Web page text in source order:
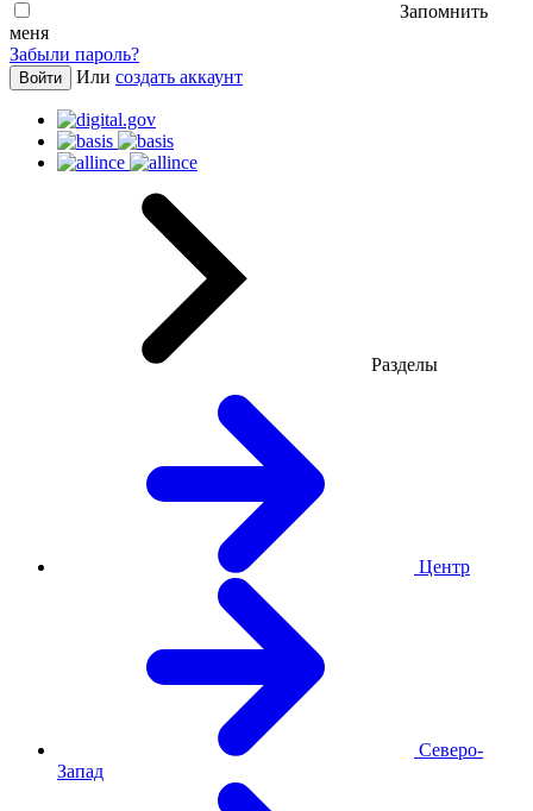
Запомнить
меня
Забыли пароль?
Войти Или создать аккаунт
Разделы
Центр
Северо-
Запад